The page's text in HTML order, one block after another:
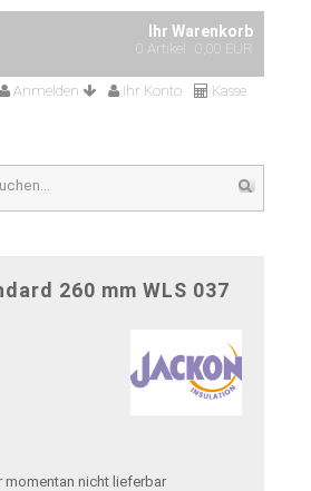
Ihr Warenkorb
0 Artikel 0,00 EUR
Anmelden Ihr Konto Kasse
260 mm WLS 037
momentan nicht lieferbar